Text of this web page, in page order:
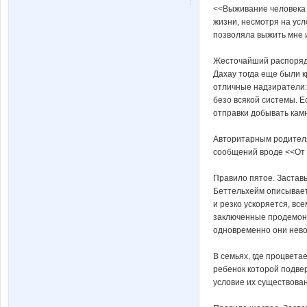
<<Выживание человека
жизни, несмотря на
позволяла выжить мне
Жесточайший
Дахау тогда еще были
отличные
безо всякой системы.
отправки добывать
Авторитарным
сообщений вроде <<От
Правило пятое.
Беттельхейм
и резко ускоряется,
заключенные
одновременно они
В семьях, где
ребенок которой
условие их